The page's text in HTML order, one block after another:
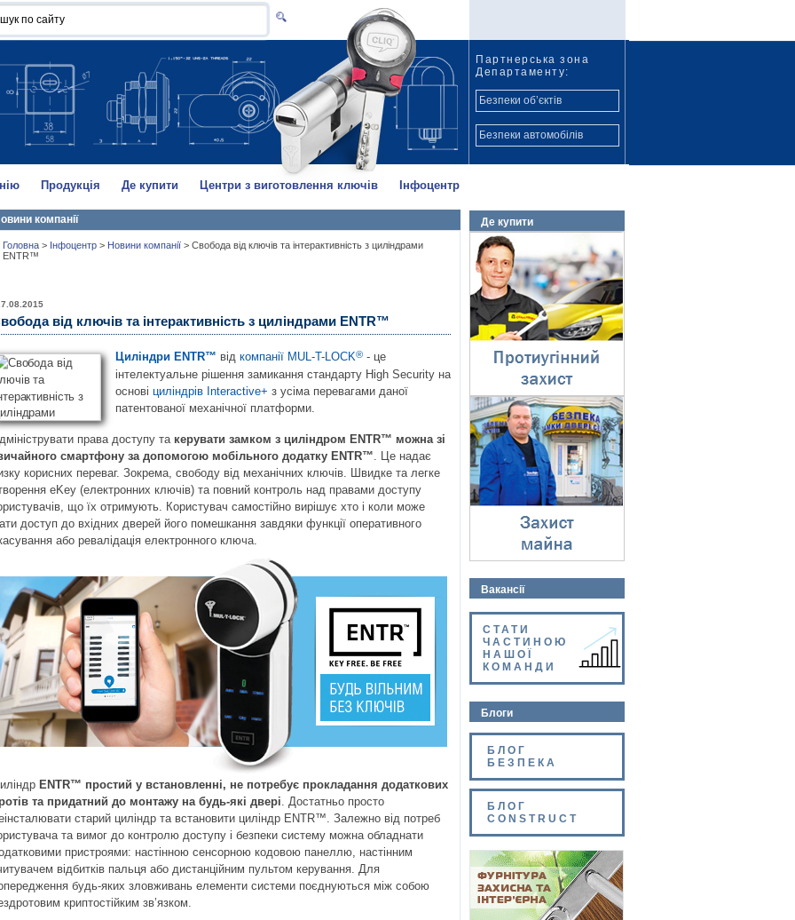
Партнерська зона
Департаменту:
Безпеки об’єктів
Безпеки автомобілів
Продукція Де купити Центри з виготовлення ключів Інфоцентр
компанії
Головна > Інфоцентр > Новини компанії > Свобода від ключів та інтерактивність з циліндрами
ENTR™
від ключів та інтерактивність з циліндрами ENTR™
Циліндри ENTR™ від компанії MUL-T-LOCK® - це
інтелектуальне рішення замикання стандарту High Security на
основі циліндрів Interactive+ з усіма перевагами даної
патентованої механічної платформи.
права доступу та керувати замком з циліндром ENTR™ можна зі
смартфону за допомогою мобільного додатку ENTR™. Це надає
корисних переваг. Зокрема, свободу від механічних ключів. Швидке та легке
eKey (електронних ключів) та повний контроль над правами доступу
що їх отримують. Користувач самостійно вирішує хто і коли може
доступ до вхідних дверей його помешкання завдяки функції оперативного
або ревалідація електронного ключа.
ENTR™ простий у встановленні, не потребує прокладання додаткових
та придатний до монтажу на будь-які двері. Достатньо просто
старий циліндр та встановити циліндр ENTR™. Залежно від потреб
та вимог до контролю доступу і безпеки систему можна обладнати
пристроями: настінною сенсорною кодовою панеллю, настінним
відбитків пальця або дистанційним пультом керування. Для
будь-яких зловживань елементи системи поєднуються між собою
криптостійким зв’язком.
Де купити
Протиугінний захист
⇓
Захист майна
⇓
Вакансії
СТАТИ
ЧАСТИНОЮ
НАШОЇ
КОМАНДИ
Блоги
БЛОГ
БЕЗПЕКА
БЛОГ
CONSTRUCT